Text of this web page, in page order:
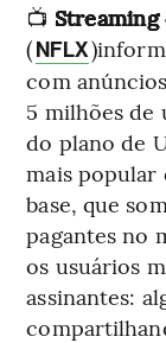
📺
(NFLX
com
5 milhões de
do plano de
mais popular
base, que
pagantes no
os usuários
assinantes: